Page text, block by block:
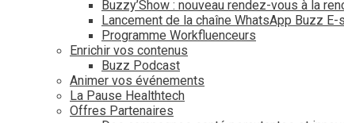
Buzzy’Show : nouveau rendez-vous à la
Lancement de la chaîne WhatsApp Buzz E-
Programme Workfluenceurs
Enrichir vos contenus
Buzz Podcast
Animer vos événements
La Pause Healthtech
Offres Partenaires